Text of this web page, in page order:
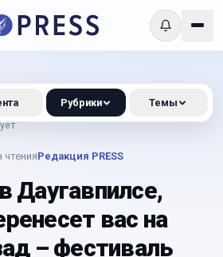
чтенияРедакция PRESS
Даугавпилсе,
вас на
– фестиваль
Рубрики Темы